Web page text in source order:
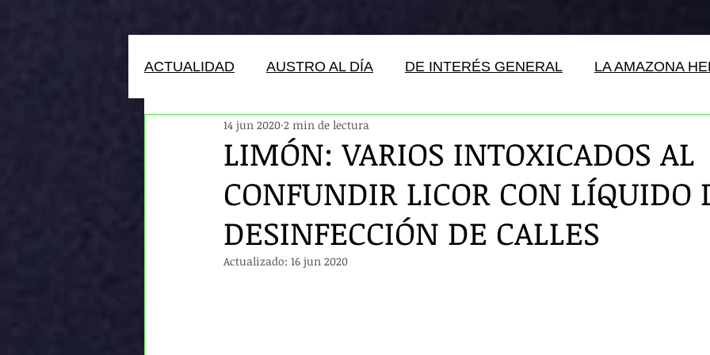
ACTUALIDAD AUSTRO AL DÍA DE INTERÉS GENERAL LA AMAZONA
HUMANOS DEL ECUADOR
LIMÓN: VARIOS INTOXICADOS AL
CONFUNDIR LICOR CON LÍQUIDO
DESINFECCIÓN DE CALLES
14 jun 2020 2 min de lectura
Actualizado: 16 jun 2020